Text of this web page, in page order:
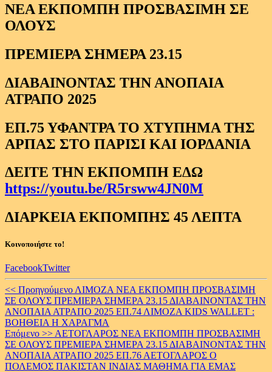
ΝΕΑ ΕΚΠΟΜΠΗ ΠΡΟΣΒΑΣΙΜΗ ΣΕ
ΟΛΟΥΣ
ΠΡΕΜΙΕΡΑ ΣΗΜΕΡΑ 23.15
ΔΙΑΒΑΙΝΟΝΤΑΣ ΤΗΝ ΑΝΟΠΑΙΑ
ΑΤΡΑΠΟ 2025
ΕΠ.75 ΥΦΑΝΤΡΑ ΤΟ ΧΤΥΠΗΜΑ ΤΗΣ
ΑΡΠΑΣ ΣΤΟ ΠΑΡΙΣΙ ΚΑΙ ΙΟΡΔΑΝΙΑ
ΔΕΙΤΕ ΤΗΝ ΕΚΠΟΜΠΗ ΕΔΩ
https://youtu.be/R5rsww4JN0M
ΔΙΑΡΚΕΙΑ ΕΚΠΟΜΠΗΣ 45 ΛΕΠΤΑ
Κοινοποιήστε το!
FacebookTwitter
Continue
Reading
<< Προηγούμενο ΛΙΜΟΖΑ ΝΕΑ ΕΚΠΟΜΠΗ ΠΡΟΣΒΑΣΙΜΗ
ΣΕ ΟΛΟΥΣ ΠΡΕΜΙΕΡΑ ΣΗΜΕΡΑ 23.15 ΔΙΑΒΑΙΝΟΝΤΑΣ ΤΗΝ
ΑΝΟΠΑΙΑ ΑΤΡΑΠΟ 2025 ΕΠ.74 ΛΙΜΟΖΑ KIDS WALLET :
ΒΟΗΘΕΙΑ Η ΧΑΡΑΓΜΑ
Επόμενο >> ΑΕΤΟΓΛΑΡΟΣ ΝΕΑ ΕΚΠΟΜΠΗ ΠΡΟΣΒΑΣΙΜΗ
ΣΕ ΟΛΟΥΣ ΠΡΕΜΙΕΡΑ ΣΗΜΕΡΑ 23.15 ΔΙΑΒΑΙΝΟΝΤΑΣ ΤΗΝ
ΑΝΟΠΑΙΑ ΑΤΡΑΠΟ 2025 ΕΠ.76 ΑΕΤΟΓΛΑΡΟΣ Ο
ΠΟΛΕΜΟΣ ΠΑΚΙΣΤΑΝ ΙΝΔΙΑΣ ΜΑΘΗΜΑ ΓΙΑ ΕΜΑΣ